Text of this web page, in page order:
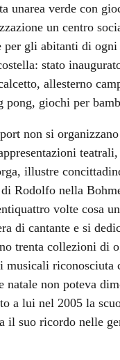
unarea verde con
un centro
gli abitanti di
stato
allesterno
pong, giochi per
non si
illustre
Rodolfo nella
volte cosa
di cantante e si
trenta collezioni di
musicali
natale non poteva
a lui nel 2005 la
il suo ricordo nelle